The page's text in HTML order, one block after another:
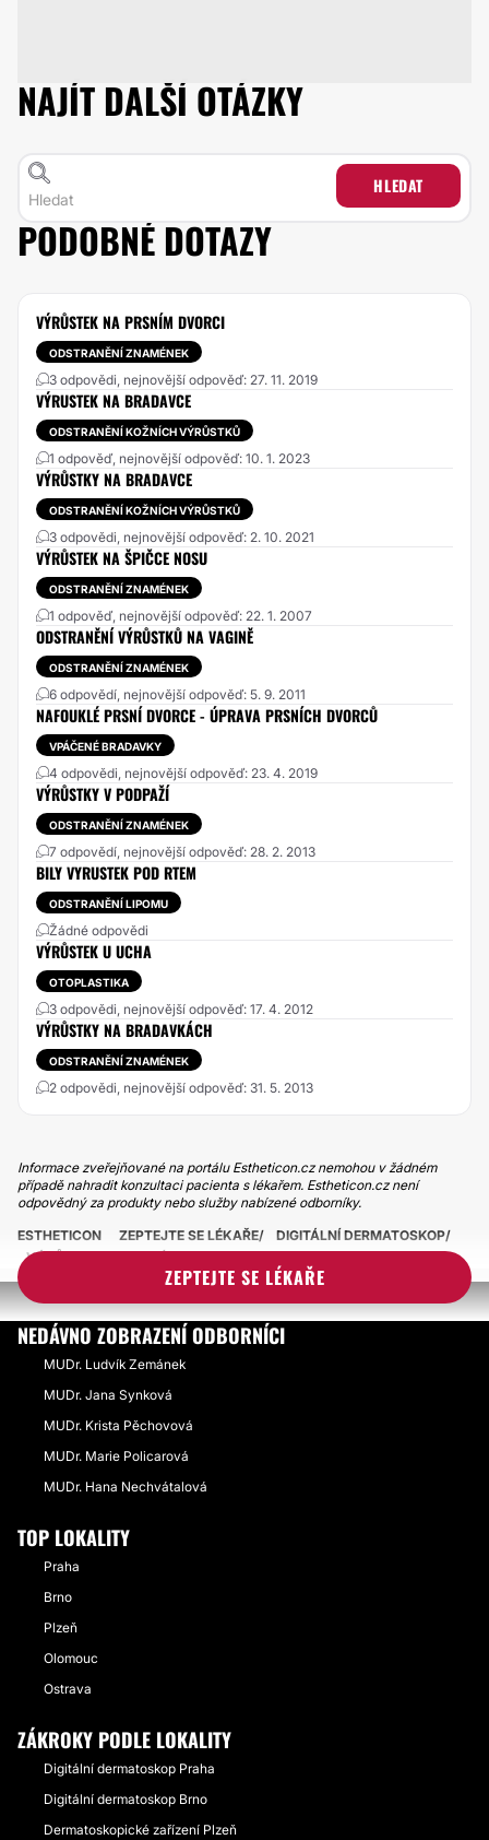
NAJÍT DALŠÍ OTÁZKY
HLEDAT
PODOBNÉ DOTAZY
VÝRŮSTEK NA PRSNÍM DVORCI
ODSTRANĚNÍ ZNAMÉNEK
3 odpovědi, nejnovější odpověď: 27. 11. 2019
VÝRUSTEK NA BRADAVCE
ODSTRANĚNÍ KOŽNÍCH VÝRŮSTKŮ
1 odpověď, nejnovější odpověď: 10. 1. 2023
VÝRŮSTKY NA BRADAVCE
ODSTRANĚNÍ KOŽNÍCH VÝRŮSTKŮ
3 odpovědi, nejnovější odpověď: 2. 10. 2021
VÝRŮSTEK NA ŠPIČCE NOSU
ODSTRANĚNÍ ZNAMÉNEK
1 odpověď, nejnovější odpověď: 22. 1. 2007
ODSTRANĚNÍ VÝRŮSTKŮ NA VAGINĚ
ODSTRANĚNÍ ZNAMÉNEK
6 odpovědí, nejnovější odpověď: 5. 9. 2011
NAFOUKLÉ PRSNÍ DVORCE - ÚPRAVA PRSNÍCH DVORCŮ
VPÁČENÉ BRADAVKY
4 odpovědi, nejnovější odpověď: 23. 4. 2019
VÝRŮSTKY V PODPAŽÍ
ODSTRANĚNÍ ZNAMÉNEK
7 odpovědí, nejnovější odpověď: 28. 2. 2013
BILY VYRUSTEK POD RTEM
ODSTRANĚNÍ LIPOMU
Žádné odpovědi
VÝRŮSTEK U UCHA
OTOPLASTIKA
3 odpovědi, nejnovější odpověď: 17. 4. 2012
VÝRŮSTKY NA BRADAVKÁCH
ODSTRANĚNÍ ZNAMÉNEK
2 odpovědi, nejnovější odpověď: 31. 5. 2013
Informace zveřejňované na portálu Estheticon.cz nemohou v žádném
případě nahradit konzultaci pacienta s lékařem. Estheticon.cz není
odpovědný za produkty nebo služby nabízené odborníky.
ZEPTEJTE SE LÉKAŘE
ESTHETICON ZEPTEJTE SE LÉKAŘE
DIGITÁLNÍ DERMATOSKOP
VÝRŮSTEK NA PRSNÍM DVORCI
NEDÁVNO ZOBRAZENÍ ODBORNÍCI
MUDr. Ludvík Zemánek
MUDr. Jana Synková
MUDr. Krista Pěchovová
MUDr. Marie Policarová
MUDr. Hana Nechvátalová
TOP LOKALITY
Praha
Brno
Plzeň
Olomouc
Ostrava
ZÁKROKY PODLE LOKALITY
Digitální dermatoskop Praha
Digitální dermatoskop Brno
Dermatoskopické zařízení Plzeň